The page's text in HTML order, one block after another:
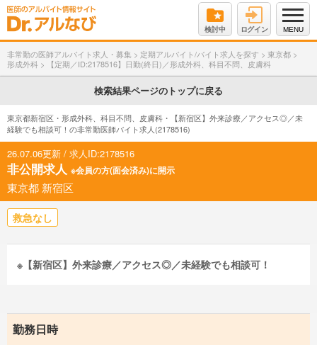
検討中 ログイン MENU
非常勤の医師アルバイト求人・募集 > 定期アルバイト/バイト求人を探す > 東京都 >
形成外科 > 【定期／ID:2178516】日勤(終日)／形成外科、科目不問、皮膚科
検索結果ページのトップに戻る
東京都新宿区・形成外科、科目不問、皮膚科・【新宿区】外来診療／アクセス◎／未
経験でも相談可！の非常勤医師バイト求人(2178516)
26.07.06更新 / 求人ID:2178516
非公開求人 ※会員の方(面会済み)に開示
東京都 新宿区
救急なし
※【新宿区】外来診療／アクセス◎／未経験でも相談可！
勤務日時